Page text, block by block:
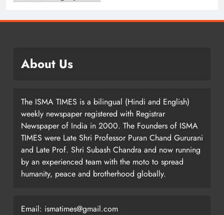
About Us
The ISMA TIMES is a bilingual (Hindi and English)
weekly newspaper registered with Registrar
Newspaper of India in 2000. The Founders of ISMA
TIMES were Late Shri Professor Puran Chand Gururani
and Late Prof. Shri Subash Chandra and now running
by an experienced team with the moto to spread
humanity, peace and brotherhood globally.
Email: ismatimes@gmail.com